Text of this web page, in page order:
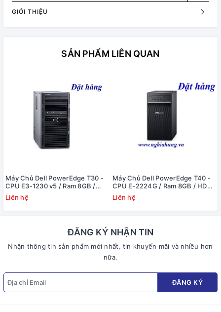
GIỚI THIỆU
SẢN PHẨM LIÊN QUAN
Máy Chủ Dell PowerEdge T30 -
CPU E3-1230 v5 / Ram 8GB /
DVD RW / HDD 1x 1TB / Raid
SATA / 1x PS
Liên hệ
Máy Chủ Dell PowerEdge T40 -
CPU E-2224G / Ram 8GB / HDD
1x 1TB / DVD RW / 1x PS
Liên hệ
ĐĂNG KÝ NHẬN TIN
Nhận thông tin sản phẩm mới nhất, tin khuyến mãi và nhiều hơn
nữa.
ĐĂNG KÝ